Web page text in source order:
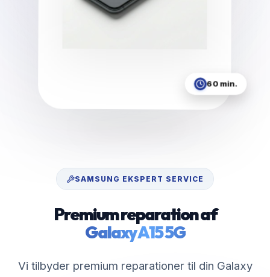
60 min.
SAMSUNG EKSPERT SERVICE
Premium reparation af
Galaxy A15 5G
Vi tilbyder premium reparationer til din Galaxy